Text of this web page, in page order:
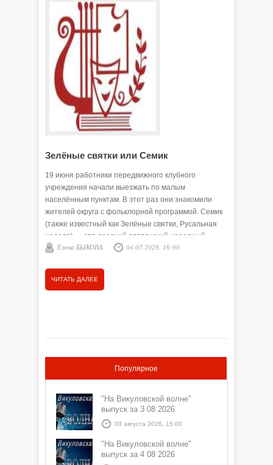
Зелёные святки или Семик
19 июня работники передвижного клубного
учреждения начали выезжать по малым
населённым пунктам. В этот раз они знакомили
жителей округа с фольклорной программой. Семик
(также известный как Зелёные святки, Русальная
неделя) — это древний славянский народный
праздник. Он отмечается в седьмой четверг после
заведующая ПКУ, рассказала, как проходит
знакомство с этим праздником:
Елена БЫКОВА 04.07.2026, 16:00
ЧИТАТЬ ДАЛЕЕ
Популярное
"На Викуловской волне"
выпуск за 3 08 2026
03 августа 2026, 15:00
"На Викуловской волне"
выпуск за 4 08 2026